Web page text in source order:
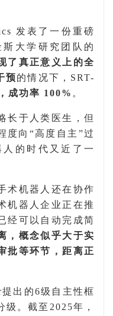
发表了一 份重磅
大学 研究团队 的
了真正意义上的全
预的情况下，SRT-
成功率 100% 。
长于人类医生
，但
度向 “高度自主”过
人的时代又近了一
术机器人还在 协作
机器人企业正在推
经可以 自动 完成简
，概念似乎大于实
批等环节，距离正
提出的6级自主性框
级 。截至 2025年，